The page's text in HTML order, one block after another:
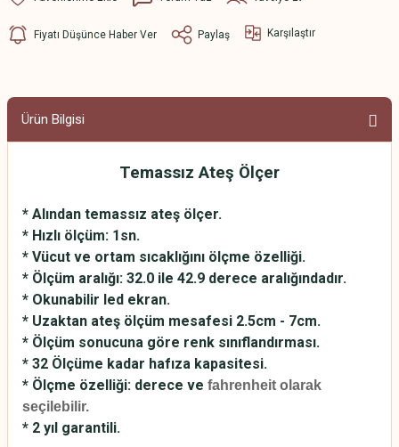
Fiyatı Düşünce Haber Ver Paylaş Karşılaştır
Ürün Bilgisi
Temassız Ateş Ölçer
* Alından temassız ateş ölçer.
* Hızlı ölçüm: 1sn.
* Vücut ve ortam sıcaklığını ölçme özelliği.
* Ölçüm aralığı: 32.0 ile 42.9 derece aralığındadır.
* Okunabilir led ekran.
* Uzaktan ateş ölçüm mesafesi 2.5cm - 7cm.
* Ölçüm sonucuna göre renk sınıflandırması.
* 32 Ölçüme kadar hafıza kapasitesi.
* Ölçme özelliği: derece ve fahrenheit olarak
seçilebilir.
* 2 yıl garantili.